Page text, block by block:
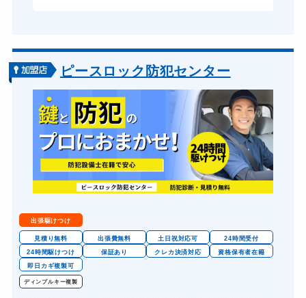
ピースロック防犯センター
出張駆けつけ
見積り無料 出張費無料 土日祝対応可
24時間受付
24時間駆けつけ
保証あり クレカ決済対応
資格保有者在籍
即日カギ複製可
ディンプルキー複製